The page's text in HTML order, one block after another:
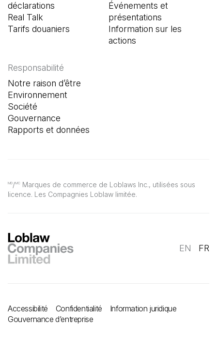
MD/MC Marques de commerce de Loblaws Inc., utilisées sous
licence. Les Compagnies Loblaw limitée.
déclarations
Real Talk
Tarifs douaniers
Événements et
présentations
Information sur les
actions
Responsabilité
Notre raison d’être
Environnement
Société
Gouvernance
Rapports et données
EN FR
Accessibilité Confidentialité
Information juridique
Gouvernance d’entreprise